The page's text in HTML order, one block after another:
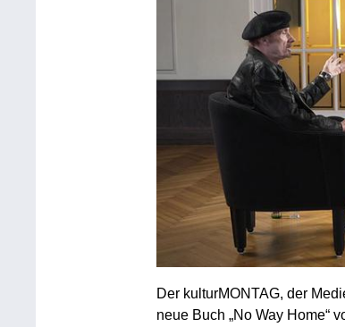
Der kulturMONTAG, der
neue Buch „No Way Home“